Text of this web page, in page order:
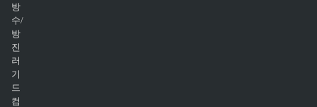
방
수/
방
진
러
기
드
컴